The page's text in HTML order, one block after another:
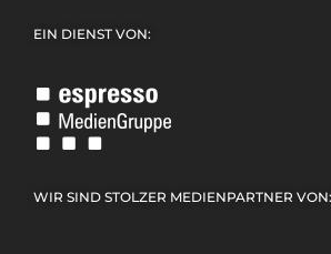
EIN DIENST VON:
WIR SIND STOLZER MEDIENPARTNER VON: